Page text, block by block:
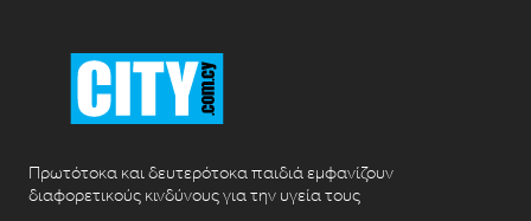
Πρωτότοκα και δευτερότοκα παιδιά εμφανίζουν
διαφορετικούς κινδύνους για την υγεία τους